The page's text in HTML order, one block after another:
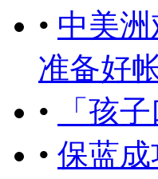
• 中美
准备好
•
「孩
• 保蓝